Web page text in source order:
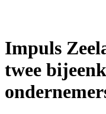
Impuls
twee